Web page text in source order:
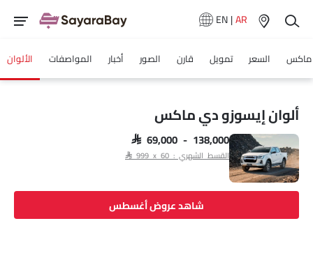
EN|AR
السعر تمويل قارن الصور أخبار المواصفات الألوان
ألوان إيسوزو دي ماكس
SAR 69,000 - 138,000
القسط الشهري : SAR 999 x 60
شاهد عروض أغسطس